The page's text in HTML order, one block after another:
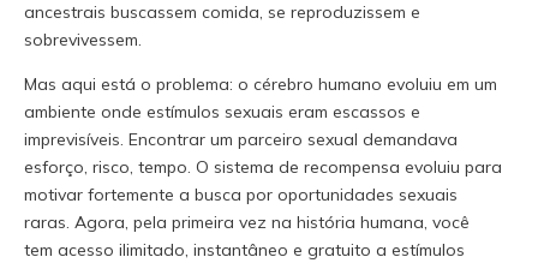
ancestrais buscassem comida, se reproduzissem e
sobrevivessem.
Mas aqui está o problema: o cérebro humano evoluiu em um
ambiente onde estímulos sexuais eram escassos e
imprevisíveis. Encontrar um parceiro sexual demandava
esforço, risco, tempo. O sistema de recompensa evoluiu para
motivar fortemente a busca por oportunidades sexuais
raras. Agora, pela primeira vez na história humana, você
tem acesso ilimitado, instantâneo e gratuito a estímulos